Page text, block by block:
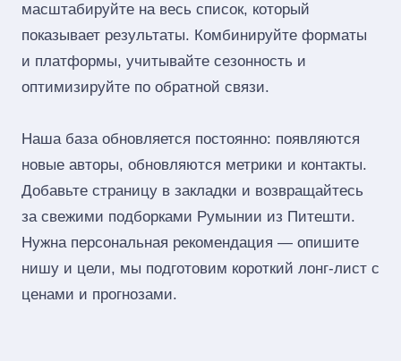
масштабируйте на весь список, который
показывает результаты. Комбинируйте форматы
и платформы, учитывайте сезонность и
оптимизируйте по обратной связи.
Наша база обновляется постоянно: появляются
новые авторы, обновляются метрики и контакты.
Добавьте страницу в закладки и возвращайтесь
за свежими подборками Румынии из Питешти.
Нужна персональная рекомендация — опишите
нишу и цели, мы подготовим короткий лонг‑лист с
ценами и прогнозами.